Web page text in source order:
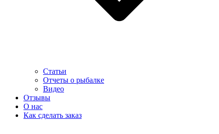
Статьи
Отчеты о рыбалке
Видео
Отзывы
О нас
Как сделать заказ